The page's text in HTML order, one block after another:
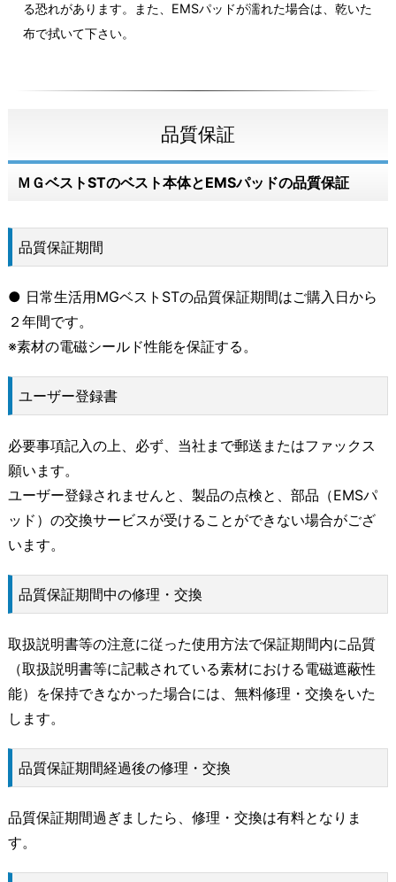
る恐れがあります。また、EMSパッドが濡れた場合は、乾いた
布で拭いて下さい。
品質保証
ＭＧベストSTのベスト本体とEMSパッドの品質保証
品質保証期間
● 日常生活用MGベストSTの品質保証期間はご購入日から
２年間です。
※素材の電磁シールド性能を保証する。
ユーザー登録書
必要事項記入の上、必ず、当社まで郵送またはファックス
願います。
ユーザー登録されませんと、製品の点検と、部品（EMSパ
ッド）の交換サービスが受けることができない場合がござ
います。
品質保証期間中の修理・交換
取扱説明書等の注意に従った使用方法で保証期間内に品質
（取扱説明書等に記載されている素材における電磁遮蔽性
能）を保持できなかった場合には、無料修理・交換をいた
します。
品質保証期間経過後の修理・交換
品質保証期間過ぎましたら、修理・交換は有料となりま
す。